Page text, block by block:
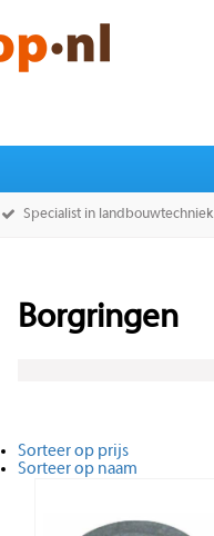
Specialist in landbouwtechniek
Borgringen
Sorteer op prijs
Sorteer op naam